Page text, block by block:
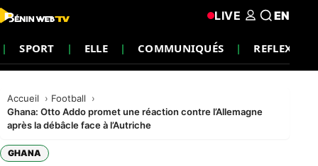
SPORT ELLE COMMUNIQUÉS REFLEXION
LIVE EN
Accueil
Football
Ghana: Otto Addo promet une réaction contre l’Allemagne
après la débâcle face à l’Autriche
GHANA